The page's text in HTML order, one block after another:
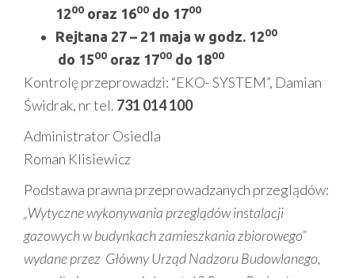
1200 oraz 1600 do 1700
Rejtana 27 – 21 maja w godz. 1200
do 1500 oraz 1700 do 1800
Kontrolę przeprowadzi: “EKO- SYSTEM”, Damian
Świdrak, nr tel. 731 014 100
Administrator Osiedla
Roman Klisiewicz
Podstawa prawna przeprowadzanych przeglądów:
„Wytyczne wykonywania przeglądów instalacji
gazowych w budynkach zamieszkania zbiorowego”
wydane przez Główny Urząd Nadzoru Budowlanego,